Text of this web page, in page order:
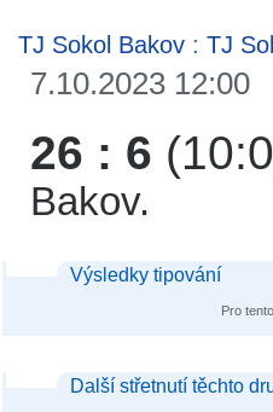
TJ Sokol Bakov : TJ
7.10.2023 12:00
26 : 6
Bakov.
Výsledky tipování
Pro
Další střetnutí těchto